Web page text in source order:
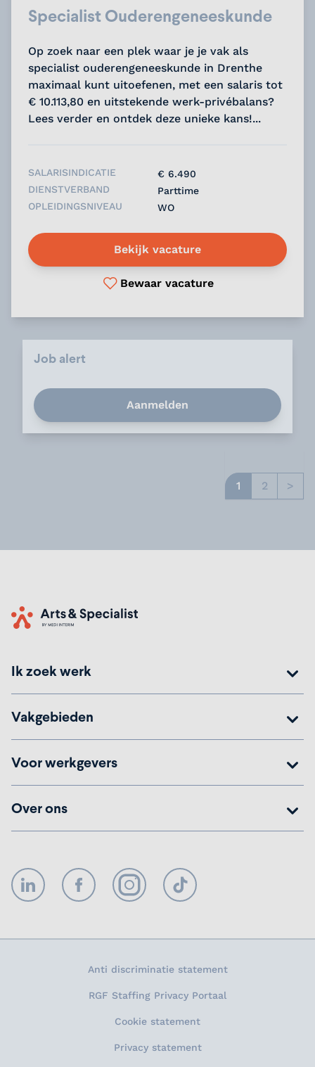
Job alert
Aanmelden
Specialist Ouderengeneeskunde
Op zoek naar een plek waar je je vak als
specialist ouderengeneeskunde in Drenthe
maximaal kunt uitoefenen, met een salaris tot
€ 10.113,80 en uitstekende werk-privébalans?
Lees verder en ontdek deze unieke kans!...
SALARISINDICATIE
€ 6.490
DIENSTVERBAND
Parttime
OPLEIDINGSNIVEAU
WO
Bekijk vacature
Bewaar vacature
1 2 >
Home
Ik zoek werk
Vakgebieden
Voor werkgevers
Over ons
LinkedIn FacebookInstagramTikTok
Anti discriminatie statement
RGF Staffing Privacy Portaal
Cookie statement
Privacy statement